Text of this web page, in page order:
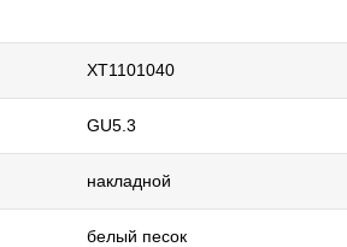
XT1101040
GU5.3
накладной
белый песок